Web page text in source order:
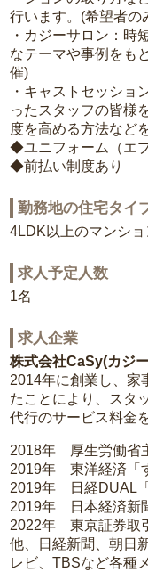
行います。(希望者の
・カジーサロン：時
なテーマや事例をも
催)
・キャストセッショ
ったスタッフの皆様
度を高める方法など
◆ユニフォーム（エ
◆前払い制度あり
勤務地の住宅タイ
4LDK以上のマンショ
求人予定人数
1名
求人企業
株式会社CaSy(カジ
2014年に創業し、家
たことにより、スタ
代行のサービス料金
2018年 厚生労働省
2019年 東洋経済「
2019年 日経DUAL
2019年 日本経済新
2022年 東京証券取
他、日経新聞、朝日
レビ、TBSなど各種